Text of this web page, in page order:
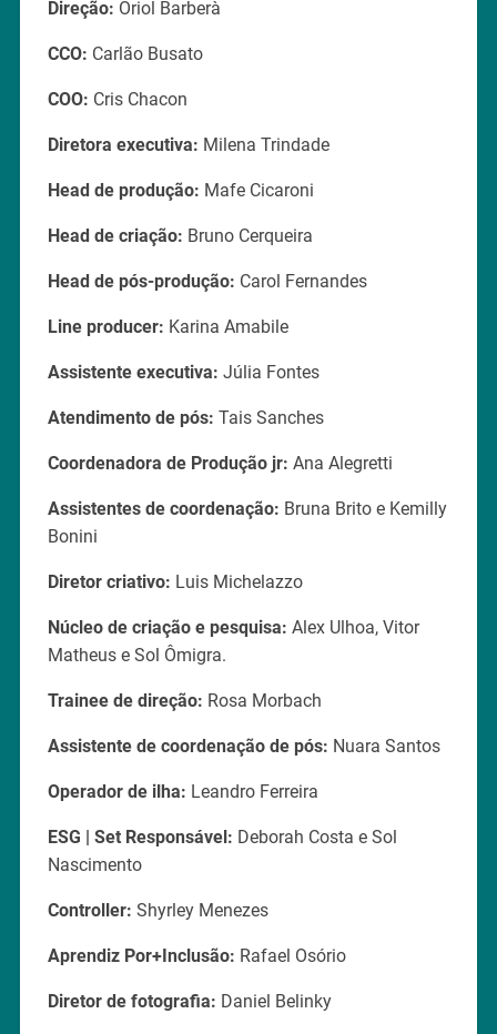
Direção: Oriol Barberà
CCO: Carlão Busato
COO: Cris Chacon
Diretora executiva: Milena Trindade
Head de produção: Mafe Cicaroni
Head de criação: Bruno Cerqueira
Head de pós-produção: Carol Fernandes
Line producer: Karina Amabile
Assistente executiva: Júlia Fontes
Atendimento de pós: Tais Sanches
Coordenadora de Produção jr: Ana Alegretti
Assistentes de coordenação: Bruna Brito e Kemilly
Bonini
Diretor criativo: Luis Michelazzo
Núcleo de criação e pesquisa: Alex Ulhoa, Vitor
Matheus e Sol Ômigra.
Trainee de direção: Rosa Morbach
Assistente de coordenação de pós: Nuara Santos
Operador de ilha: Leandro Ferreira
ESG | Set Responsável: Deborah Costa e Sol
Nascimento
Controller: Shyrley Menezes
Aprendiz Por+Inclusão: Rafael Osório
Diretor de fotografia: Daniel Belinky